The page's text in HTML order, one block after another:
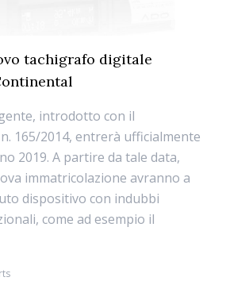
tachigrafo digitale
introdotto con il
165/2014, entrerà ufficialmente
2019. A partire da tale data,
immatricolazione avranno a
dispositivo con indubbi
come ad esempio il